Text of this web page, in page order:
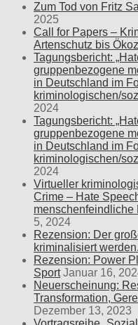
Zum Tod von Fritz
2025
Call for Papers –
Artenschutz bis
Tagungsbericht:
gruppenbezogene
in Deutschland im
kriminologischen/
2024
Tagungsbericht:
gruppenbezogene
in Deutschland im
kriminologischen/
2024
Virtueller
Crime – Hate
menschenfeindliche
5, 2024
Rezension: Der
kriminalisiert werden.
Rezension: Power
Sport Januar 16,
Neuerscheinung:
Transformation,
Dezember 13, 2023